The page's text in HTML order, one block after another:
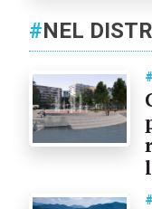
#NEL
#
#